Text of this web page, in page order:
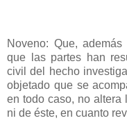
Noveno: Que,
que las partes han
civil del hecho
objetado que se
en todo caso, no altera
ni de éste, en cuanto